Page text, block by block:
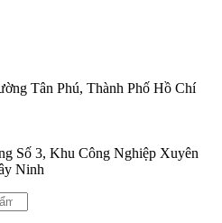
Tân Phú, Thành Phố Hồ Chí
Số 3, Khu Công Nghiệp Xuyên
Ninh